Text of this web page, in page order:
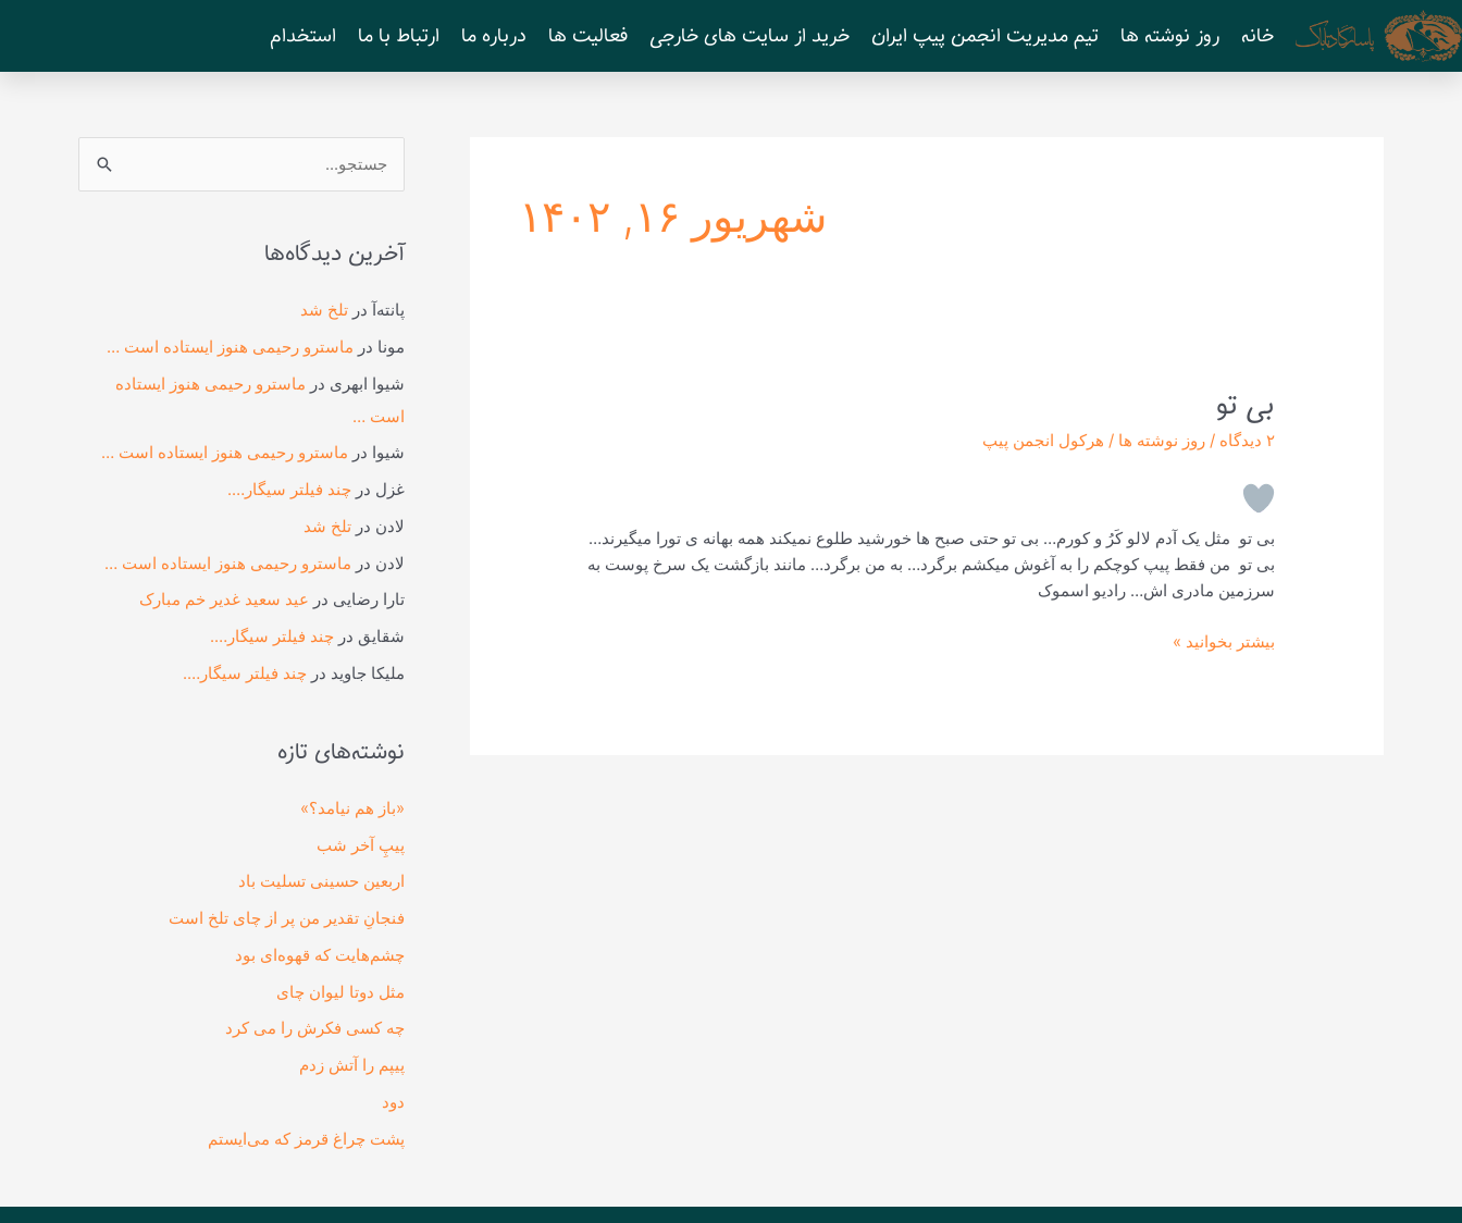
پرش
به
محتوا
خانه روز نوشته ها تیم مدیریت انجمن پیپ ایران خرید از سایت های خارجی فعالیت ها درباره ما ارتباط با ما استخدام
شهریور ۱۶, ۱۴۰۲
بی تو
۲ دیدگاه /روز نوشته ها / هرکول انجمن پیپ
بی تو مثل یک آدم لالو کَرُ و کورم… بی تو حتی صبح ها خورشید طلوع نمیکند همه بهانه ی تورا میگیرند…
بی تو من فقط پیپ کوچکم را به آغوش میکشم برگرد… به من برگرد… مانند بازگشت یک سرخ پوست به
سرزمین مادری اش… رادیو اسموک
بی
تو
بیشتر بخوانید »
ج
و
ا
ی
:
آخرین دیدگاه‌ها
پانته‌آدر تلخ شد
مونا در ماسترو رحیمی هنوز ایستاده است …
شیوا ابهری در ماسترو رحیمی هنوز ایستاده
است …
شیوا در ماسترو رحیمی هنوز ایستاده است …
غزل در چند فیلتر سیگار….
لادن در تلخ شد
لادن در ماسترو رحیمی هنوز ایستاده است …
تارا رضایی در عید سعید غدیر خم مبارک
شقایق در چند فیلتر سیگار….
ملیکا جاوید در چند فیلتر سیگار….
نوشته‌های تازه
«باز هم نیامد؟»
پیپِ آخر شب
اربعین حسینی تسلیت باد
فنجانِ تقدیر من پر از چای تلخ است
چشم‌هایت که قهوه‌ای بود
مثل دوتا لیوان چای
چه کسی فکرش را می‌ کرد
پیپم را آتش زدم
دود
پشت چراغ قرمز که می‌ایستم